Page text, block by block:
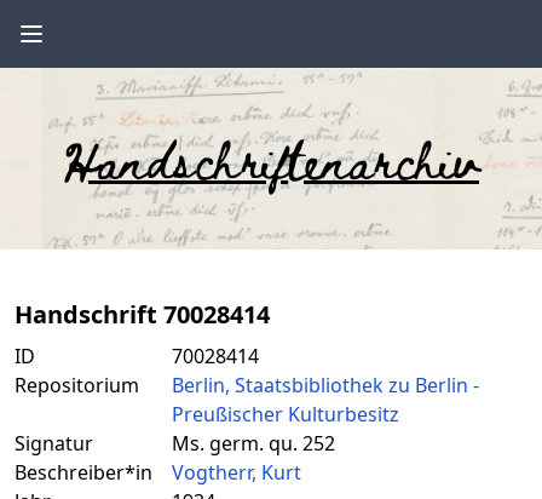
Handschriftenarchiv
Handschrift 70028414
ID
70028414
Repositorium
Berlin, Staatsbibliothek zu Berlin -
Preußischer Kulturbesitz
Signatur
Ms. germ. qu. 252
Beschreiber*in
Vogtherr, Kurt